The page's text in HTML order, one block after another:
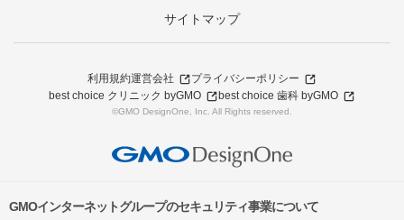
サイトマップ
利用規約運営会社
プライバシーポリシー
best choice クリニック byGMO
best choice 歯科 byGMO
©GMO DesignOne, Inc. All Rights reserved.
GMOインターネットグループのセキュリティ事業について